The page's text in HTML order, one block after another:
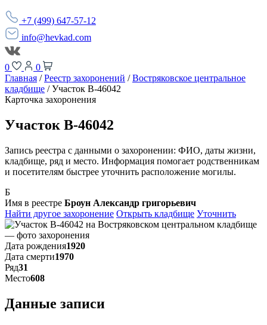
+7 (499) 647-57-12
info@hevkad.com
0
0
Главная / Реестр захоронений / Востряковское центральное
кладбище / Участок В-46042
Карточка захоронения
Участок В-46042
Запись реестра с данными о захоронении: ФИО, даты жизни,
кладбище, ряд и место. Информация помогает родственникам
и посетителям быстрее уточнить расположение могилы.
Б
Имя в реестре Броун Александр григорьевич
Найти другое захоронение Открыть кладбище Уточнить
Дата рождения1920
Дата смерти1970
Ряд31
Место608
Данные записи